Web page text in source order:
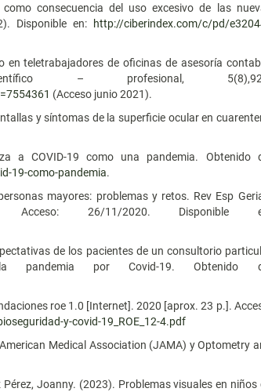
consecuencia del uso excesivo de las
Disponible en:
http://ciberindex.com/c/pd/
en teletrabajadores de oficinas de asesoría
– profesional,
(Acceso junio 2021).
y síntomas de la superficie ocular en
a COVID-19 como una pandemia. Obtenido
19-como-pandemia.
mayores: problemas y retos. Rev Esp
26/11/2020. Disponible
de los pacientes de un consultorio
por Covid-19. Obtenido
roe 1.0 [Internet]. 2020 [aprox. 23 p.].
y-covid-19_ROE_12-4.pdf
Medical Association (JAMA) y Optometry
Joanny. (2023). Problemas visuales en niños